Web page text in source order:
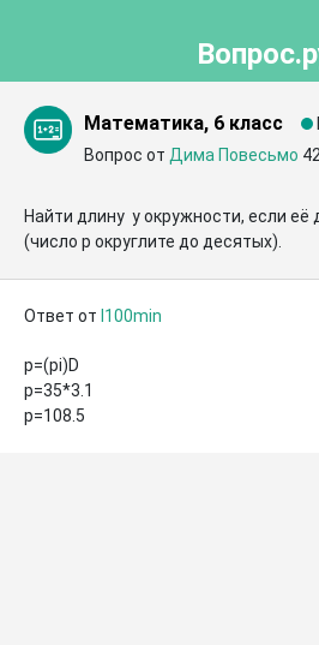
Математика, 6 класс
Вопрос от Дима Повесьмо
Найти длину  у окружности, если
(число р округлите до десятых).
Ответ от I100min
p=(pi)D
p=35*3.1
p=108.5